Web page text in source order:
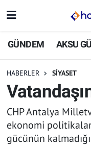
GÜNDEM AKSU
HABERLER SİYASET
CHP Antalya
ekonomi
gücünün
GÜNDEM
SİYASET
TARIM
YEREL
İstanbul Nöbetçi
İstanbul Trafik
Süper Lig Puan
Tüm Manşetler